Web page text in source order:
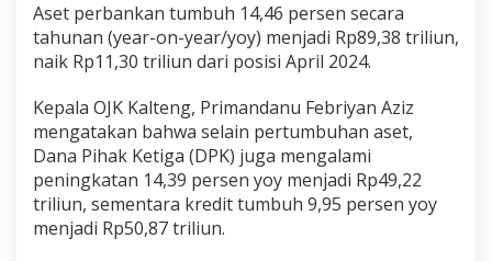
Aset perbankan tumbuh 14,46 persen secara
tahunan (year-on-year/yoy) menjadi Rp89,38 triliun,
naik Rp11,30 triliun dari posisi April 2024.
Kepala OJK Kalteng, Primandanu Febriyan Aziz
mengatakan bahwa selain pertumbuhan aset,
Dana Pihak Ketiga (DPK) juga mengalami
peningkatan 14,39 persen yoy menjadi Rp49,22
triliun, sementara kredit tumbuh 9,95 persen yoy
menjadi Rp50,87 triliun.